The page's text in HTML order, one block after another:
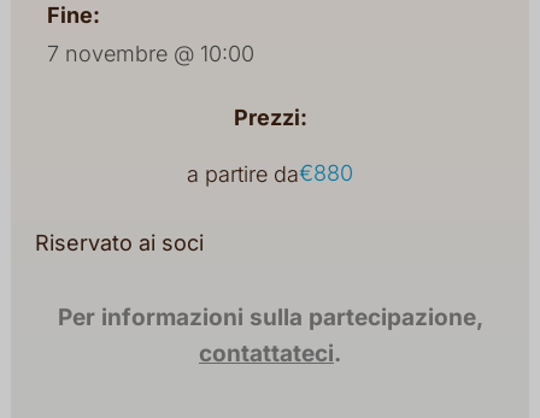
Fine:
7 novembre @ 10:00
Prezzi:
a partire da€880
Riservato ai soci
Per informazioni sulla partecipazione,
contattateci.